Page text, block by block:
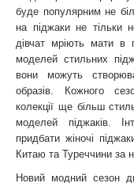
буде популярним не
на піджаки не тільки
дівчат мріють мати в
моделей стильних
вони можуть
образів. Кожного
колекції ще більш
моделей піджаків.
придбати жіночі
Китаю та Туреччини за
Новий модний сезон